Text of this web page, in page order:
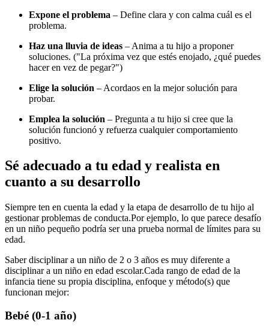
Expone el problema – Define clara y con calma cuál es el
problema.
Haz una lluvia de ideas – Anima a tu hijo a proponer
soluciones. ("La próxima vez que estés enojado, ¿qué puedes
hacer en vez de pegar?")
Elige la solución – Acordaos en la mejor solución para
probar.
Emplea la solución – Pregunta a tu hijo si cree que la
solución funcionó y refuerza cualquier comportamiento
positivo.
Sé adecuado a tu edad y realista en
cuanto a su desarrollo
Siempre ten en cuenta la edad y la etapa de desarrollo de tu hijo al
gestionar problemas de conducta.Por ejemplo, lo que parece desafío
en un niño pequeño podría ser una prueba normal de límites para su
edad.
Saber disciplinar a un niño de 2 o 3 años es muy diferente a
disciplinar a un niño en edad escolar.Cada rango de edad de la
infancia tiene su propia disciplina, enfoque y método(s) que
funcionan mejor:
Bebé (0-1 año)